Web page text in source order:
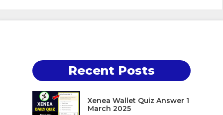
Recent Posts
Xenea Wallet Quiz Answer 1
March 2025